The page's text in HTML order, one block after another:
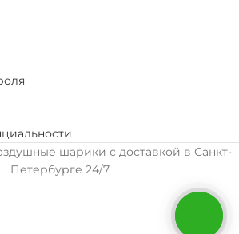
шарики с доставкой в Санкт-
Петербурге 24/7